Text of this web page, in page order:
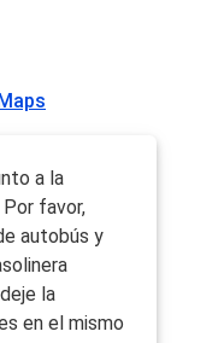
a la
Por favor,
autobús y
la
en el mismo